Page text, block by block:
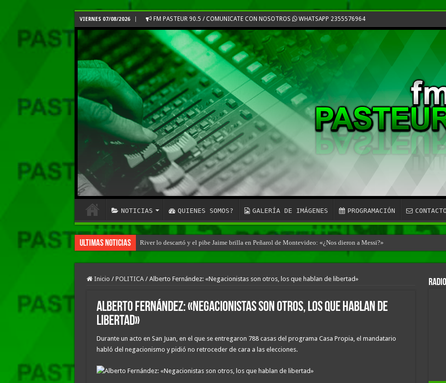
VIERNES 07/08/2026 FM PASTEUR 90.5 / COMUNICATE CON NOSOTROS WHATSAPP 2355576964
NOTICIAS QUIENES SOMOS? GALERÍA DE IMÁGENES PROGRAMACIÓN
Ultimas Noticias River lo descartó y el pibe Jaime brilla en Peñarol de Montevideo: «¿Nos dieron a Messi?»
Inicio / POLITICA / Alberto Fernández: «Negacionistas son otros, los que hablan de libertad»
Alberto Fernández: «Negacionistas son otros, los que hablan de
libertad»
Durante un acto en San Juan, en el que se entregaron 788 casas del programa Casa Propia, el mandatario
habló del negacionismo y pidió no retroceder de cara a las elecciones.